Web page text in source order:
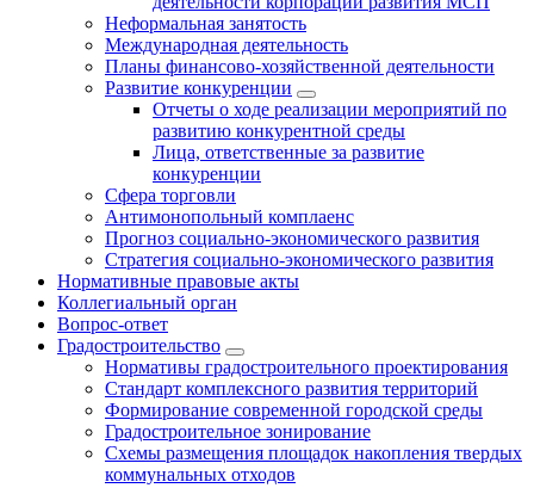
Неформальная занятость
Международная деятельность
Планы финансово-хозяйственной деятельности
Развитие конкуренции
Отчеты о ходе реализации мероприятий по
развитию конкурентной среды
Лица, ответственные за развитие
конкуренции
Сфера торговли
Антимонопольный комплаенс
Прогноз социально-экономического развития
Стратегия социально-экономического развития
Нормативные правовые акты
Коллегиальный орган
Вопрос-ответ
Градостроительство
Нормативы градостроительного проектирования
Стандарт комплексного развития территорий
Формирование современной городской среды
Градостроительное зонирование
Схемы размещения площадок накопления твердых
коммунальных отходов